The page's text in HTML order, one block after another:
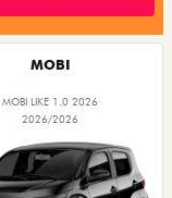
MOBI
MOBI LIKE 1.0 2026
2026/2026